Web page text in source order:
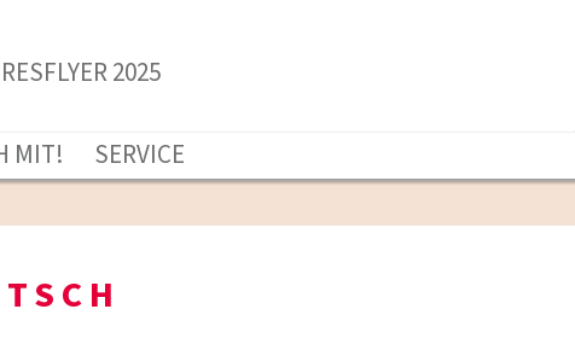
2025
MIT! SERVICE